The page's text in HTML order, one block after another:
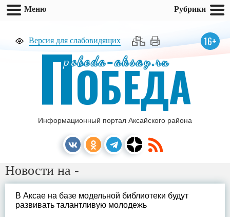
Версия для слабовидящих 16+
pobeda-aksay.ru
ПОБЕДА
Информационный портал Аксайского района
Новости на -
В Аксае на базе модельной библиотеки будут
развивать талантливую молодежь
Меню Рубрики